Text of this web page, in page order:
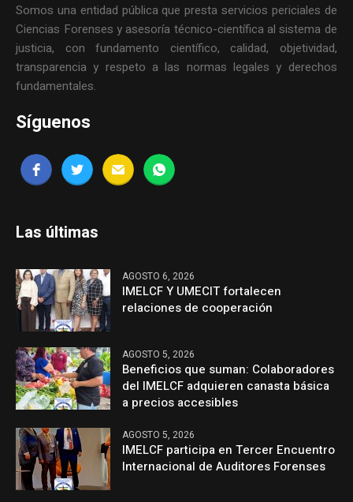
Somos una entidad pública que presta servicios periciales de
Ciencias Forenses y asesoría técnico-científica al sistema de
justicia, con fundamento científico, calidad, objetividad,
transparencia y respeto a las normas legales y derechos
fundamentales.
Síguenos
Las últimas
AGOSTO 6, 2026
IMELCF Y UMECIT fortalecen
relaciones de cooperación
AGOSTO 5, 2026
Beneficios que suman: Colaboradores
del IMELCF adquieren canasta básica
a precios accesibles
AGOSTO 5, 2026
IMELCF participa en Tercer Encuentro
Internacional de Auditores Forenses